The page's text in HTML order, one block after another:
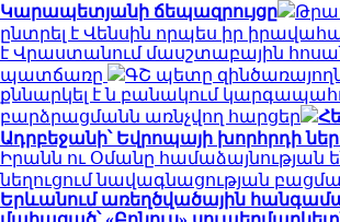
Կարապետյանի ճեպազրույցը
ընտրել է Վենսին որպես իր
է Վրաստանում մասշտաբային
պատճառը
ԳՇ պետը
քննարկել է ն բանակում
բարձրացմանն առնչվող հարցեր
Ադրբեջանի՝ Եվրոպայի խորհրդի
Իրանն ու Օմանը համաձայնության
նեղուցում նավագնացության
Երևանում առեղծվածային